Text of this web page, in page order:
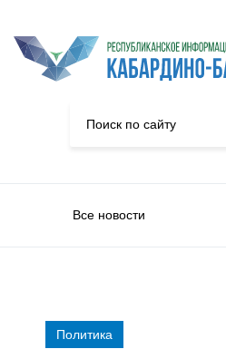
Все новости
Политика